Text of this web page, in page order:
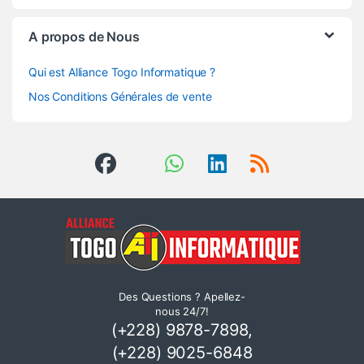
A propos de Nous
Qui est Alliance Togo Informatique ?
Nos Conditions Générales de vente
Des Questions ? Apellez-
nous 24/7!
(+228) 9878-7898,
(+228) 9025-6848